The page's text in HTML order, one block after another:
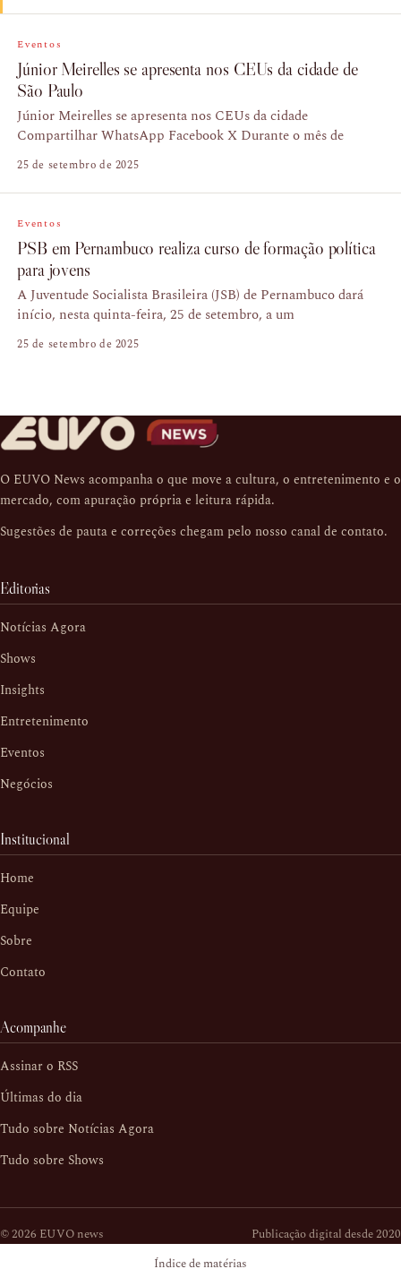
Eventos
Júnior Meirelles se apresenta nos CEUs da cidade de
São Paulo
Júnior Meirelles se apresenta nos CEUs da cidade
Compartilhar WhatsApp Facebook X Durante o mês de
25 de setembro de 2025
Eventos
PSB em Pernambuco realiza curso de formação política
para jovens
A Juventude Socialista Brasileira (JSB) de Pernambuco dará
início, nesta quinta-feira, 25 de setembro, a um
25 de setembro de 2025
O EUVO News acompanha o que move a cultura, o entretenimento e o
mercado, com apuração própria e leitura rápida.
Sugestões de pauta e correções chegam pelo nosso canal de contato.
Editorias
Notícias Agora
Shows
Insights
Entretenimento
Eventos
Negócios
Institucional
Home
Equipe
Sobre
Contato
Acompanhe
Assinar o RSS
Últimas do dia
Tudo sobre Notícias Agora
Tudo sobre Shows
© 2026 EUVO news
Publicação digital desde 2020
Índice de matérias